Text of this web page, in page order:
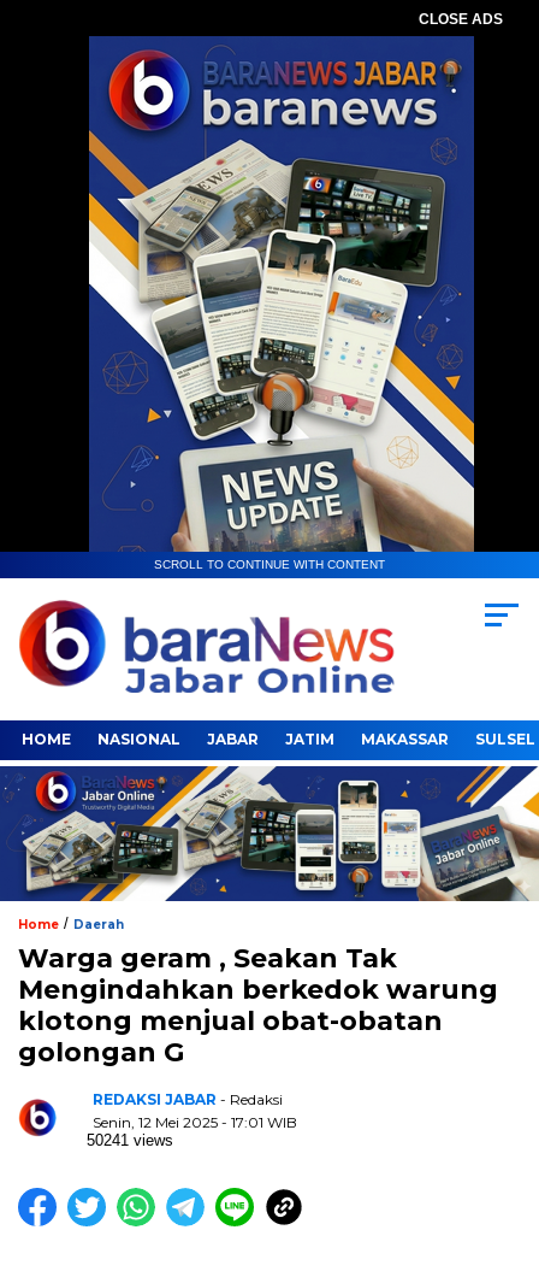
CLOSE ADS
SCROLL TO CONTINUE WITH CONTENT
HOME NASIONAL JABAR JATIM MAKASSAR SULSEL
Home / Daerah
Warga geram , Seakan Tak
Mengindahkan berkedok warung
klotong menjual obat-obatan
golongan G
REDAKSI JABAR - Redaksi
Senin, 12 Mei 2025 - 17:01 WIB
50241 views